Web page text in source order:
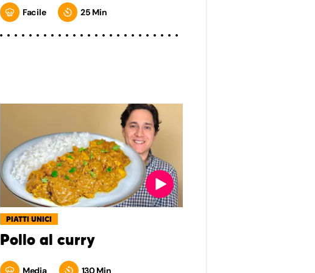
Facile 25 Min
PIATTI UNICI
Pollo al curry
Media 130 Min